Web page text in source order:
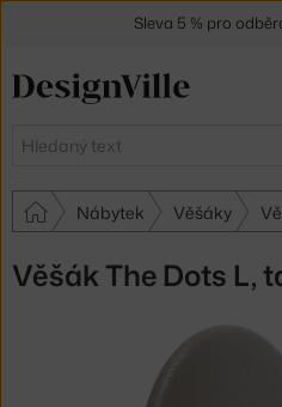
Hledat
Nábytek Věšáky
Věšák The Dots L,
Sleva 5 % pro